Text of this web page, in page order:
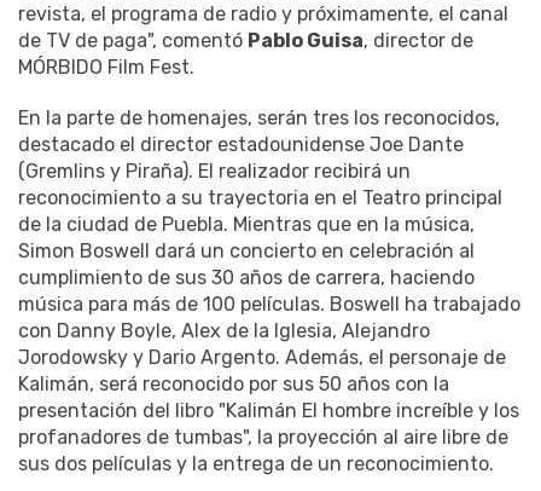
revista, el programa de radio y próximamente, el canal
de TV de paga", comentó Pablo Guisa, director de
MÓRBIDO Film Fest.
En la parte de homenajes, serán tres los reconocidos,
destacado el director estadounidense Joe Dante
(Gremlins y Piraña). El realizador recibirá un
reconocimiento a su trayectoria en el Teatro principal
de la ciudad de Puebla. Mientras que en la música,
Simon Boswell dará un concierto en celebración al
cumplimiento de sus 30 años de carrera, haciendo
música para más de 100 películas. Boswell ha trabajado
con Danny Boyle, Alex de la Iglesia, Alejandro
Jorodowsky y Dario Argento. Además, el personaje de
Kalimán, será reconocido por sus 50 años con la
presentación del libro "Kalimán El hombre increíble y los
profanadores de tumbas", la proyección al aire libre de
sus dos películas y la entrega de un reconocimiento.